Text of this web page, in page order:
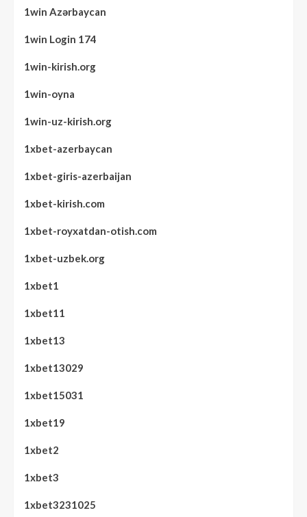
1win Azərbaycan
1win Login 174
1win-kirish.org
1win-oyna
1win-uz-kirish.org
1xbet-azerbaycan
1xbet-giris-azerbaijan
1xbet-kirish.com
1xbet-royxatdan-otish.com
1xbet-uzbek.org
1xbet1
1xbet11
1xbet13
1xbet13029
1xbet15031
1xbet19
1xbet2
1xbet3
1xbet3231025